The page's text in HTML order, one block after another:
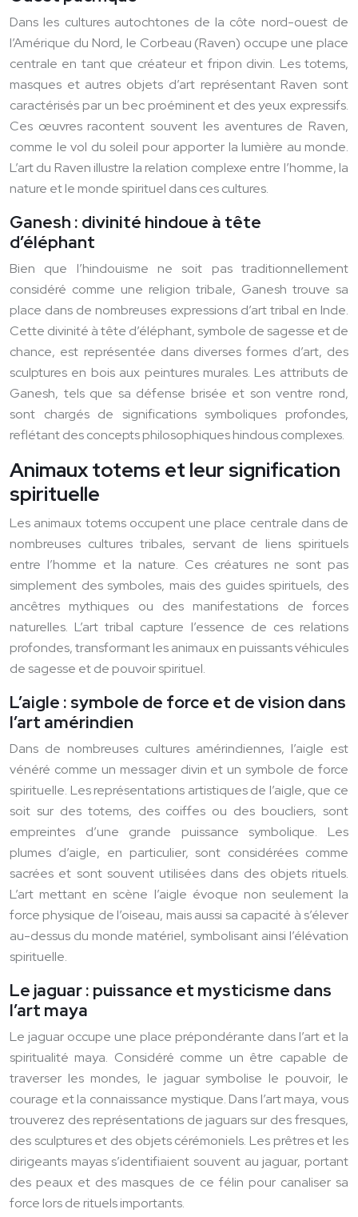
Dans les cultures autochtones de la côte nord-ouest de
l’Amérique du Nord, le Corbeau (Raven) occupe une place
centrale en tant que créateur et fripon divin. Les totems,
masques et autres objets d’art représentant Raven sont
caractérisés par un bec proéminent et des yeux expressifs.
Ces œuvres racontent souvent les aventures de Raven,
comme le vol du soleil pour apporter la lumière au monde.
L’art du Raven illustre la relation complexe entre l’homme, la
nature et le monde spirituel dans ces cultures.
Ganesh : divinité hindoue à tête
d’éléphant
Bien que l’hindouisme ne soit pas traditionnellement
considéré comme une religion tribale, Ganesh trouve sa
place dans de nombreuses expressions d’art tribal en Inde.
Cette divinité à tête d’éléphant, symbole de sagesse et de
chance, est représentée dans diverses formes d’art, des
sculptures en bois aux peintures murales. Les attributs de
Ganesh, tels que sa défense brisée et son ventre rond,
sont chargés de significations symboliques profondes,
reflétant des concepts philosophiques hindous complexes.
Animaux totems et leur signification
spirituelle
Les animaux totems occupent une place centrale dans de
nombreuses cultures tribales, servant de liens spirituels
entre l’homme et la nature. Ces créatures ne sont pas
simplement des symboles, mais des guides spirituels, des
ancêtres mythiques ou des manifestations de forces
naturelles. L’art tribal capture l’essence de ces relations
profondes, transformant les animaux en puissants véhicules
de sagesse et de pouvoir spirituel.
L’aigle : symbole de force et de vision dans
l’art amérindien
Dans de nombreuses cultures amérindiennes, l’aigle est
vénéré comme un messager divin et un symbole de force
spirituelle. Les représentations artistiques de l’aigle, que ce
soit sur des totems, des coiffes ou des boucliers, sont
empreintes d’une grande puissance symbolique. Les
plumes d’aigle, en particulier, sont considérées comme
sacrées et sont souvent utilisées dans des objets rituels.
L’art mettant en scène l’aigle évoque non seulement la
force physique de l’oiseau, mais aussi sa capacité à s’élever
au-dessus du monde matériel, symbolisant ainsi l’élévation
spirituelle.
Le jaguar : puissance et mysticisme dans
l’art maya
Le jaguar occupe une place prépondérante dans l’art et la
spiritualité maya. Considéré comme un être capable de
traverser les mondes, le jaguar symbolise le pouvoir, le
courage et la connaissance mystique. Dans l’art maya, vous
trouverez des représentations de jaguars sur des fresques,
des sculptures et des objets cérémoniels. Les prêtres et les
dirigeants mayas s’identifiaient souvent au jaguar, portant
des peaux et des masques de ce félin pour canaliser sa
force lors de rituels importants.